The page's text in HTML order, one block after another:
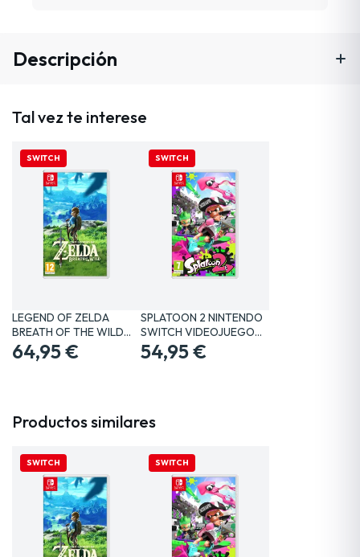
Descripción
Tal vez te interese
SWITCH
LEGEND OF ZELDA
BREATH OF THE WILD
SWITCH…
64,95 €
SWITCH
SPLATOON 2 NINTENDO
SWITCH VIDEOJUEGO
FÍSICO
54,95 €
Productos similares
SWITCH SWITCH